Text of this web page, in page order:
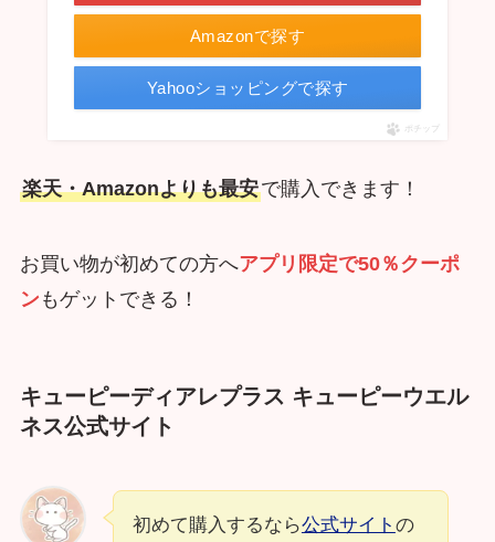
Amazonで探す
Yahooショッピングで探す
ポチップ
楽天・Amazonよりも最安で購入できます！
お買い物が初めての方へアプリ限定で50％クーポ
ン もゲットできる！
キューピーディアレプラス キューピーウエル
ネス公式サイト
初めて購入するなら公式サイト の